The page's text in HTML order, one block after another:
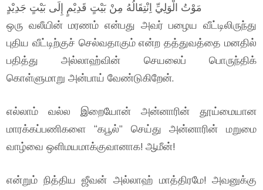
مَوْتُ الْوَلِيِّ اِنْتِقَالُهُ مِنْ بَيْتٍ قَدِيْمٍ إِلَى بَيْتٍ جَدِيْدٍ
ஒரு வலீயின் மரணம் என்பது அவர் பழைய வீட்டிலிருந்து
புதிய வீட்டிற்குச் செல்வதாகும் என்ற தத்துவத்தை மனதில்
பதித்து அல்லாஹ்வின் செயலைப் பொருந்திக்
கொள்ளுமாறு அன்பாய் வேண்டுகிறேன்.
எல்லாம் வல்ல இறையோன் அன்னாரின் தூய்மையான
மாரக்கப்பணிகளை “கபூல்” செய்து அன்னாரின் மறுமை
வாழ்வை ஒளிமயமாக்குவானாக! ஆமீன்!
என்றும் நித்திய ஜீவன் அல்லாஹ் மாத்திரமே! அவனுக்கு